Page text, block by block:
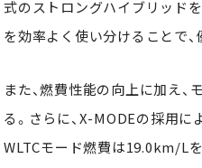
式のストロングハイブリッド
を効率よく使い分けることで
また、燃費性能の向上に加え
る。さらに、X-MODEの採用に
WLTCモード燃費は19.0km/Lを